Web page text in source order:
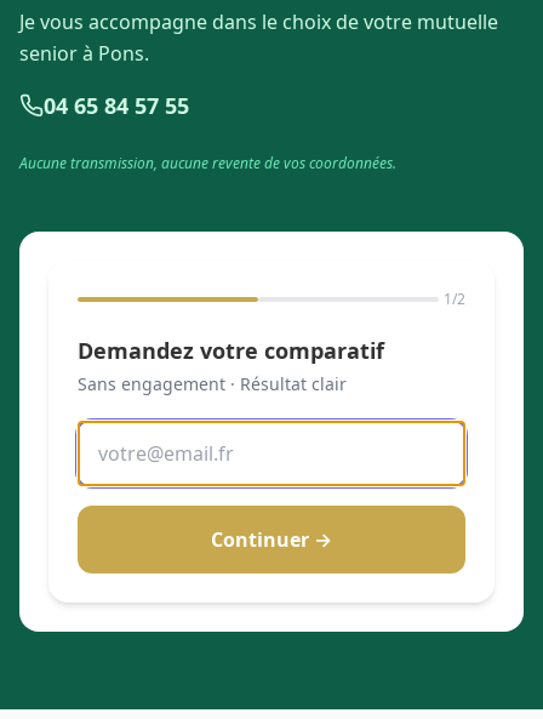
Je vous accompagne dans le choix de votre mutuelle
senior à Pons.
04 65 84 57 55
Aucune transmission, aucune revente de vos coordonnées.
1/2
Demandez votre comparatif
Sans engagement · Résultat clair
Adresse email
Continuer →